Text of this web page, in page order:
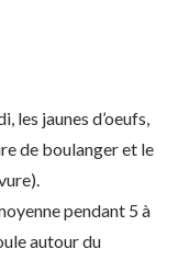
les jaunes d’oeufs,
de boulanger et le
pendant 5 à
autour du